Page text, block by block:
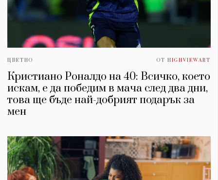
ЦВЕТНО ОТ HIGHVIEWART
Кристиано Роналдо на 40: Всичко, което
искам, е да победим в мача след два дни,
това ще бъде най-добрият подарък за
мен